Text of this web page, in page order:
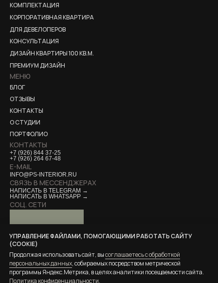
УПРАВЛЕНИЕ ФАЙЛАМИ, ПОМОГАЮЩИМИ РАБОТАТЬ САЙТУ
(COOKIE)
Продолжая использовать сайт, высоглашаетесь с обработкой
персональных данных, собираемых посредством метрической
программы Яндекс.Метрика, в целях аналитики посещаемости сайта.
Политика конфиденциальности.
КОМПЛЕКТАЦИЯ
КОРПОРАТИВНАЯ КВАРТИРА
ДЛЯ ДЕВЕЛОПЕРОВ
КОНСУЛЬТАЦИЯ
ДИЗАЙН КВАРТИРЫ 100 КВ.М.
ПРЕМИУМ ДИЗАЙН
МЕНЮ
БЛОГ
ОТЗЫВЫ
КОНТАКТЫ
О СТУДИИ
ПОРТФОЛИО
КОНТАКТЫ
+7 (926) 844 37-25
+7 (926) 264 67-48
E-MAIL
INFO@PS-INTERIOR.RU
СВЯЗЬ В МЕССЕНДЖЕРАХ
НАПИСАТЬ В TELEGRAM →
НАПИСАТЬ В WHATSAPP →
Согласие на обработку персональных данных
Согласие на обработку специальных файлов
Политика использования специальных файлов
Политика обработки персональных данных
СОЦ. СЕТИ
*запрещенная на территории
Российской Федерации организация